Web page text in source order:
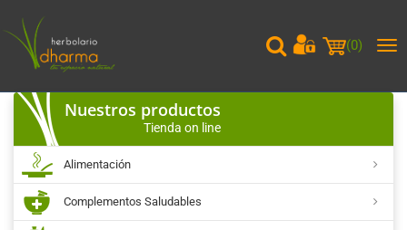
(0)
Nuestros productos
Tienda on line
Alimentación
Complementos Saludables